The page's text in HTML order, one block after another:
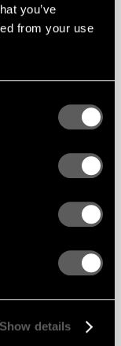
you’ve
from your use
Show details